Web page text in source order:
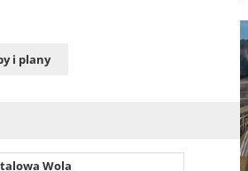
i plany
Wola